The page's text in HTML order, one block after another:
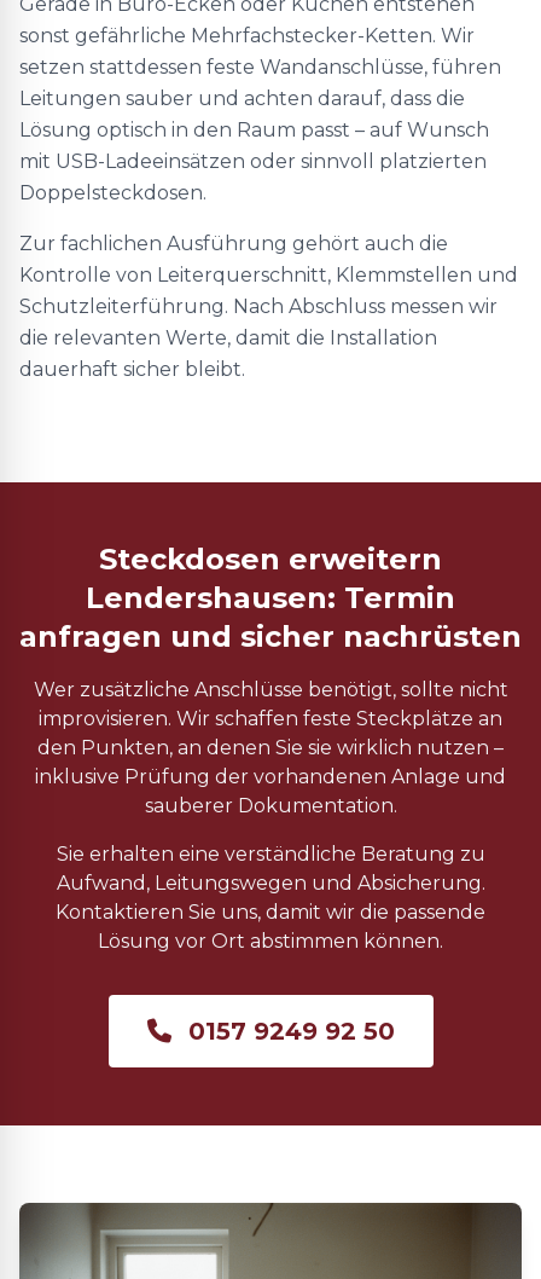
sonst gefährliche Mehrfachstecker-Ketten. Wir
setzen stattdessen feste Wandanschlüsse, führen
Leitungen sauber und achten darauf, dass die
Lösung optisch in den Raum passt – auf Wunsch
mit USB-Ladeeinsätzen oder sinnvoll platzierten
Doppelsteckdosen.
Zur fachlichen Ausführung gehört auch die
Kontrolle von Leiterquerschnitt, Klemmstellen und
Schutzleiterführung. Nach Abschluss messen wir
die relevanten Werte, damit die Installation
dauerhaft sicher bleibt.
Steckdosen erweitern
Lendershausen: Termin
anfragen und sicher nachrüsten
Wer zusätzliche Anschlüsse benötigt, sollte nicht
improvisieren. Wir schaffen feste Steckplätze an
den Punkten, an denen Sie sie wirklich nutzen –
inklusive Prüfung der vorhandenen Anlage und
sauberer Dokumentation.
Sie erhalten eine verständliche Beratung zu
Aufwand, Leitungswegen und Absicherung.
Kontaktieren Sie uns, damit wir die passende
Lösung vor Ort abstimmen können.
0157 9249 92 50